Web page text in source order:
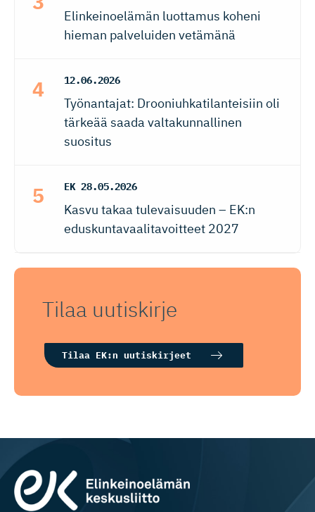
Elinkeinoelämän luottamus koheni
hieman palveluiden vetämänä
12.06.2026
Työnantajat: Drooniuhkatilanteisiin oli
tärkeää saada valtakunnallinen
suositus
EK 28.05.2026
Kasvu takaa tulevaisuuden – EK:n
eduskuntavaalitavoitteet 2027
Tilaa uutiskirje
Tilaa EK:n uutiskirjeet